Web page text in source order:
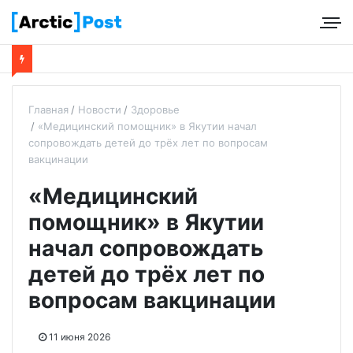
Главная Новости
Здоровье
«Медицинский помощник» в Якутии начал
сопровождать детей до трёх лет по вопросам
вакцинации
«Медицинский
помощник» в Якутии
начал сопровождать
детей до трёх лет по
вопросам вакцинации
11 июня 2026